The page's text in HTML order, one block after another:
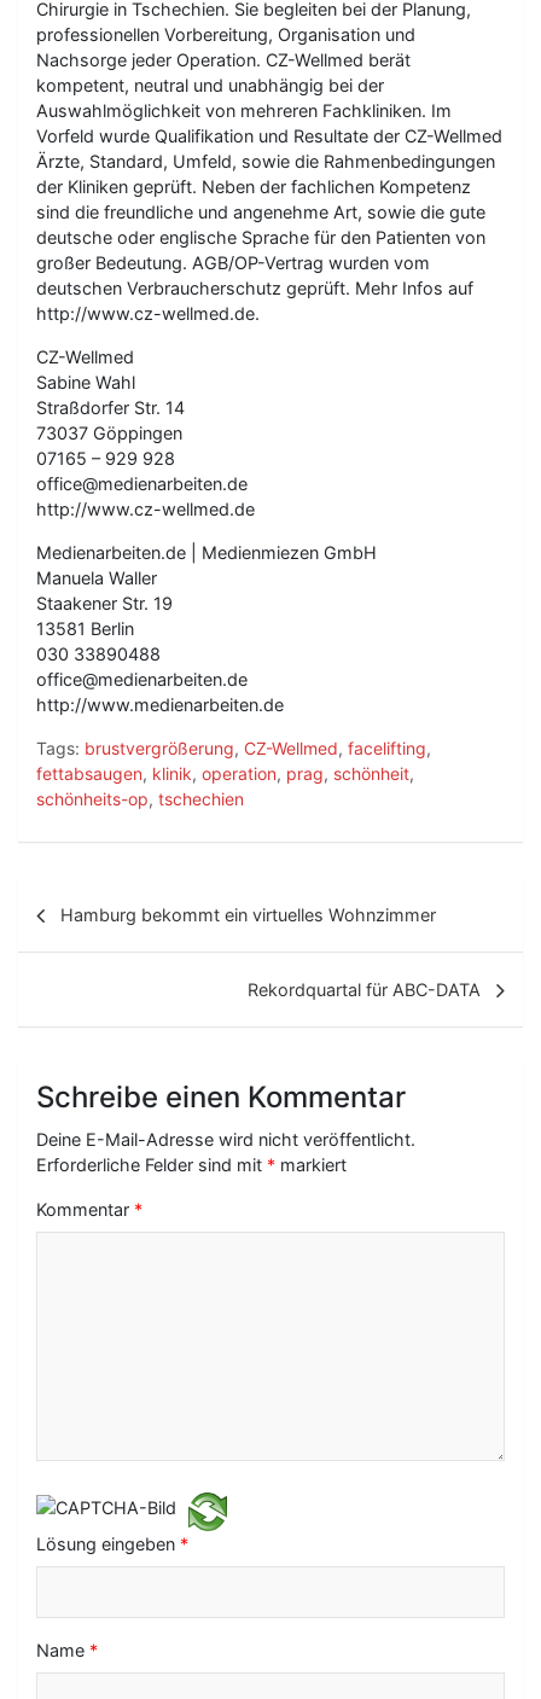
Chirurgie in Tschechien. Sie begleiten bei der Planung,
professionellen Vorbereitung, Organisation und
Nachsorge jeder Operation. CZ-Wellmed berät
kompetent, neutral und unabhängig bei der
Auswahlmöglichkeit von mehreren Fachkliniken. Im
Vorfeld wurde Qualifikation und Resultate der CZ-Wellmed
Ärzte, Standard, Umfeld, sowie die Rahmenbedingungen
der Kliniken geprüft. Neben der fachlichen Kompetenz
sind die freundliche und angenehme Art, sowie die gute
deutsche oder englische Sprache für den Patienten von
großer Bedeutung. AGB/OP-Vertrag wurden vom
deutschen Verbraucherschutz geprüft. Mehr Infos auf
http://www.cz-wellmed.de.
CZ-Wellmed
Sabine Wahl
Straßdorfer Str. 14
73037 Göppingen
07165 – 929 928
office@medienarbeiten.de
http://www.cz-wellmed.de
Medienarbeiten.de | Medienmiezen GmbH
Manuela Waller
Staakener Str. 19
13581 Berlin
030 33890488
office@medienarbeiten.de
http://www.medienarbeiten.de
Tags: brustvergrößerung, CZ-Wellmed, facelifting,
fettabsaugen, klinik, operation, prag, schönheit,
schönheits-op, tschechien
t
a
g
a
n
Hamburg bekommt ein virtuelles Wohnzimmer
Rekordquartal für ABC-DATA
Schreibe einen Kommentar
Deine E-Mail-Adresse wird nicht veröffentlicht.
Erforderliche Felder sind mit * markiert
Kommentar *
Lösung eingeben *
Name *